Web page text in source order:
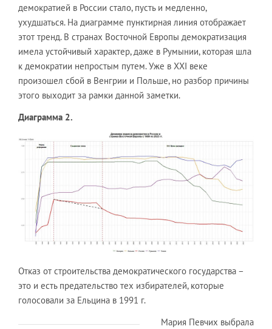
демократией в России стало, пусть и медленно,
ухудшаться. На диаграмме пунктирная линия отображает
этот тренд. В странах Восточной Европы демократизация
имела устойчивый характер, даже в Румынии, которая шла
к демократии непростым путем. Уже в XXI веке
произошел сбой в Венгрии и Польше, но разбор причины
этого выходит за рамки данной заметки.
Диаграмма 2.
Отказ от строительства демократического государства –
это и есть предательство тех избирателей, которые
голосовали за Ельцина в 1991 г.
Мария Певчих выбрала